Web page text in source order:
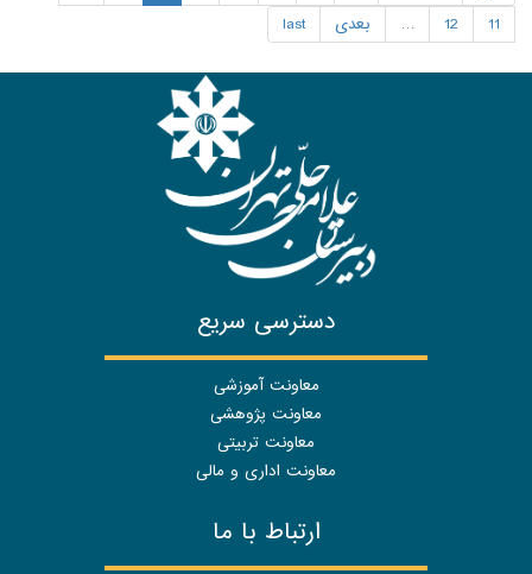
11
12
… بعدی last
دسترسی سریع
معاونت آموزشی
معاونت پژوهشی
معاونت تربیتی
معاونت اداری و مالی
ارتباط با ما